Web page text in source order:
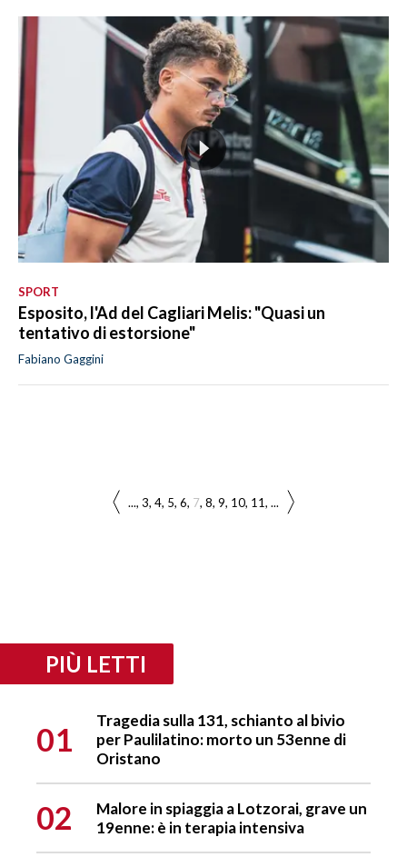
SPORT
Esposito, l'Ad del Cagliari Melis: "Quasi un
tentativo di estorsione"
Fabiano Gaggini
... 3 4 5 6 7 8 9 10 11 ...
PIÙ LETTI
01
Tragedia sulla 131, schianto al bivio
per Paulilatino: morto un 53enne di
Oristano
02
Malore in spiaggia a Lotzorai, grave un
19enne: è in terapia intensiva